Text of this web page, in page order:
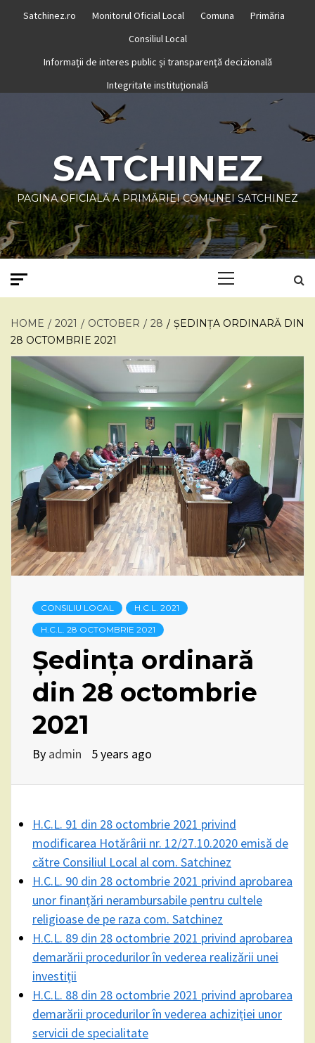
Satchinez.ro Monitorul Oficial Local Comuna
Primăria
Consiliul Local
Informații de interes public și transparență decizională
Integritate instituțională
SATCHINEZ
PAGINA OFICIALĂ A PRIMĂRIEI COMUNEI SATCHINEZ
HOME 2021 OCTOBER 28
ȘEDINȚA ORDINARĂ DIN
28 OCTOMBRIE 2021
CONSILIU LOCAL H.C.L. 2021
H.C.L. 28 OCTOMBRIE 2021
Ședința ordinară
din 28 octombrie
2021
By admin 5 years ago
H.C.L. 91 din 28 octombrie 2021 privind
modificarea Hotărârii nr. 12/27.10.2020 emisă de
către Consiliul Local al com. Satchinez
H.C.L. 90 din 28 octombrie 2021 privind aprobarea
unor finanțări nerambursabile pentru cultele
religioase de pe raza com. Satchinez
H.C.L. 89 din 28 octombrie 2021 privind aprobarea
demarării procedurilor în vederea realizării unei
investiții
H.C.L. 88 din 28 octombrie 2021 privind aprobarea
demarării procedurilor în vederea achiziției unor
servicii de specialitate